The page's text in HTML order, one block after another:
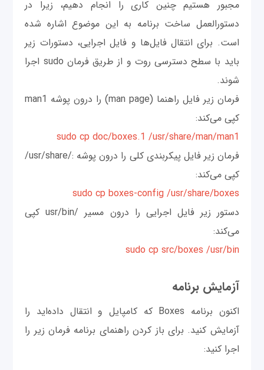
مجبور هستیم چنین کاری را انجام دهیم، زیرا در
دستورالعمل ساخت برنامه به این موضوع اشاره شده
است. برای انتقال فایل‌ها و فایل اجرایی، دستورات زیر
باید با سطح دسترسی روت و از طریق فرمان sudo اجرا
شوند.
فرمان زیر فایل راهنما (man page) را درون پوشه man1
کپی می‌کند:
sudo cp doc/boxes.1 /usr/share/man/man1
فرمان زیر فایل پیکربندی کلی را درون پوشه :/usr/share/
کپی می‌کند:
sudo cp boxes-config /usr/share/boxes
دستور زیر فایل اجرایی را درون مسیر /usr/bin کپی
می‌کند:
sudo cp src/boxes /usr/bin
آزمایش برنامه
اکنون برنامه Boxes که کامپایل و انتقال داده‌اید را
آزمایش کنید. برای باز کردن راهنمای برنامه فرمان زیر را
اجرا کنید: